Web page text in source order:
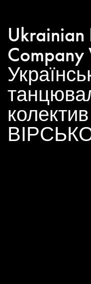
Ukrainian
Company
колектив